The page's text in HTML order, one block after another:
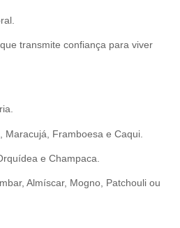
transmite confiança para viver
Maracujá, Framboesa e Caqui.
e Champaca.
Almíscar, Mogno, Patchouli ou